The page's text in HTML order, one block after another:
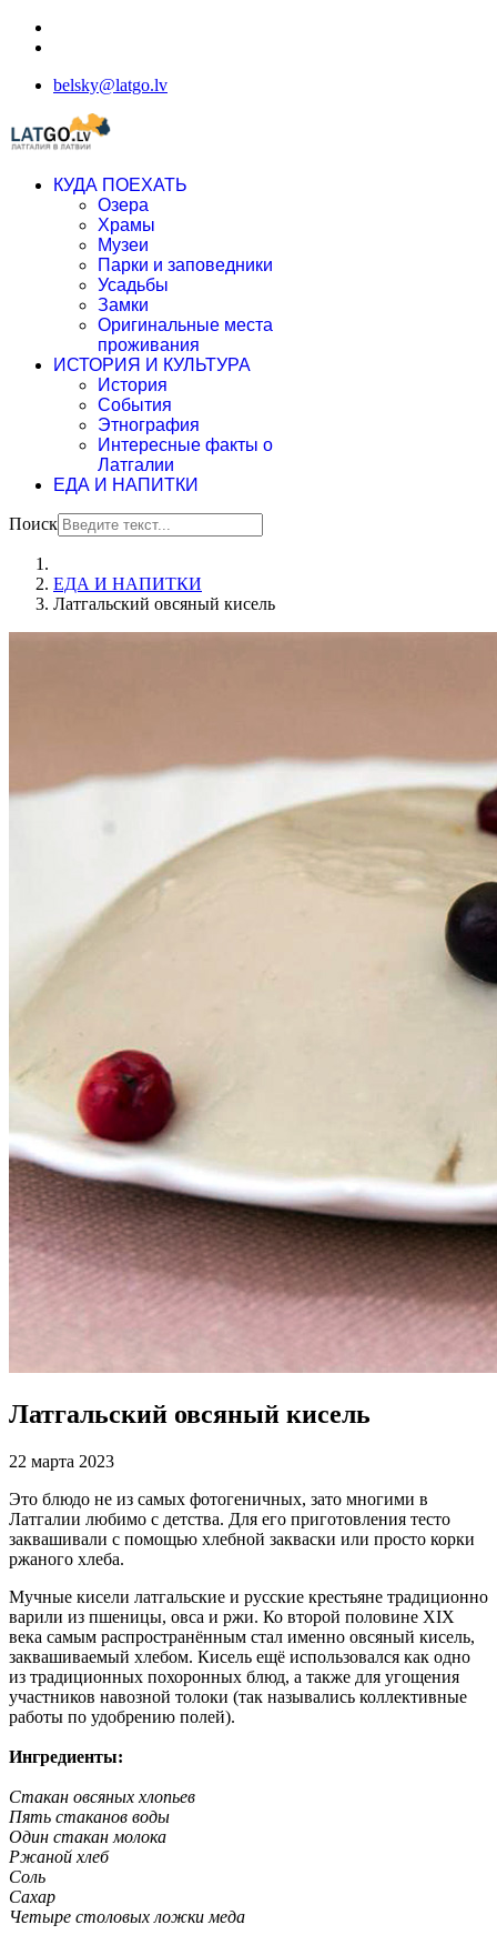
belsky@latgo.lv
КУДА ПОЕХАТЬ
Озера
Храмы
Музеи
Парки и заповедники
Усадьбы
Замки
Оригинальные места
проживания
ИСТОРИЯ И КУЛЬТУРА
История
События
Этнография
Интересные факты о
Латгалии
ЕДА И НАПИТКИ
Поиск
ЕДА И НАПИТКИ
Латгальский овсяный кисель
Латгальский овсяный кисель
22 марта 2023
Это блюдо не из самых фотогеничных, зато многими в
Латгалии любимо с детства. Для его приготовления тесто
заквашивали с помощью хлебной закваски или просто корки
ржаного хлеба.
Мучные кисели латгальские и русские крестьяне традиционно
варили из пшеницы, овса и ржи. Ко второй половине XIX
века самым распространённым стал именно овсяный кисель,
заквашиваемый хлебом. Кисель ещё использовался как одно
из традиционных похоронных блюд, а также для угощения
участников навозной толоки (так назывались коллективные
работы по удобрению полей).
Ингредиенты:
Стакан овсяных хлопьев
Пять стаканов воды
Один стакан молока
Ржаной хлеб
Соль
Сахар
Четыре столовых ложки меда